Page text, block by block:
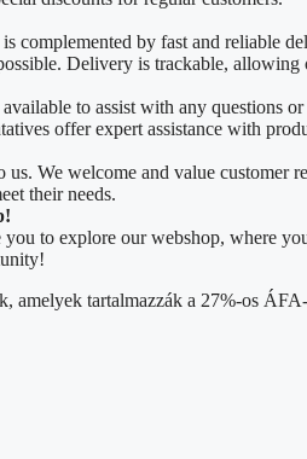
complemented by fast and reliable
Delivery is trackable,
to assist with any questions
offer expert assistance with
us. We welcome and value
their needs.
to explore our webshop, where
amelyek tartalmazzák a 27%-os